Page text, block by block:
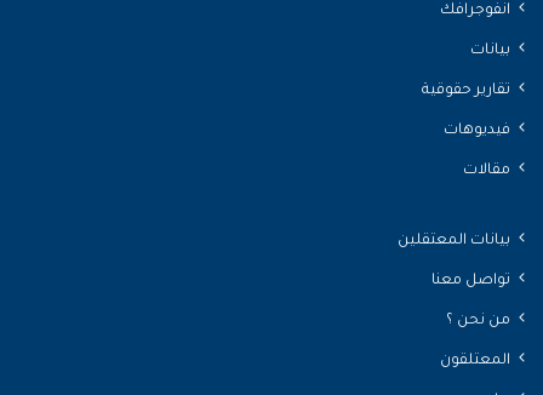
انفوجرافك
بيانات
تقارير حقوقية
فيديوهات
مقالات
بيانات المعتقلين
تواصل معنا
من نحن ؟
المعتلقون